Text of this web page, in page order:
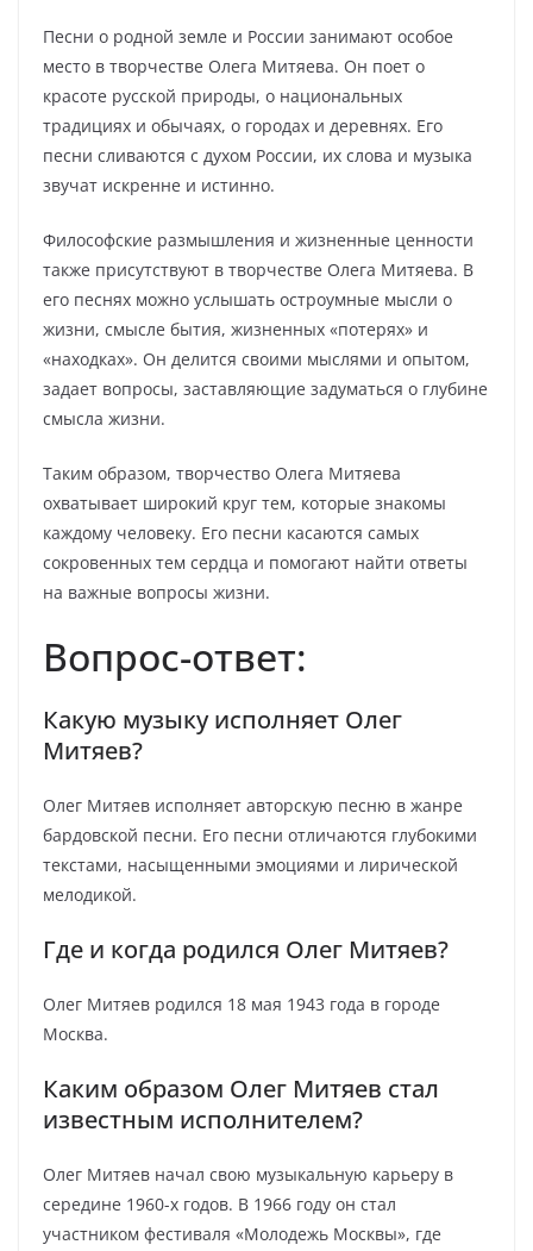
Песни о родной земле и России занимают особое
место в творчестве Олега Митяева. Он поет о
красоте русской природы, о национальных
традициях и обычаях, о городах и деревнях. Его
песни сливаются с духом России, их слова и музыка
звучат искренне и истинно.
Философские размышления и жизненные ценности
также присутствуют в творчестве Олега Митяева. В
его песнях можно услышать остроумные мысли о
жизни, смысле бытия, жизненных «потерях» и
«находках». Он делится своими мыслями и опытом,
задает вопросы, заставляющие задуматься о глубине
смысла жизни.
Таким образом, творчество Олега Митяева
охватывает широкий круг тем, которые знакомы
каждому человеку. Его песни касаются самых
сокровенных тем сердца и помогают найти ответы
на важные вопросы жизни.
Вопрос-ответ:
Какую музыку исполняет Олег
Митяев?
Олег Митяев исполняет авторскую песню в жанре
бардовской песни. Его песни отличаются глубокими
текстами, насыщенными эмоциями и лирической
мелодикой.
Где и когда родился Олег Митяев?
Олег Митяев родился 18 мая 1943 года в городе
Москва.
Каким образом Олег Митяев стал
известным исполнителем?
Олег Митяев начал свою музыкальную карьеру в
середине 1960-х годов. В 1966 году он стал
участником фестиваля «Молодежь Москвы», где